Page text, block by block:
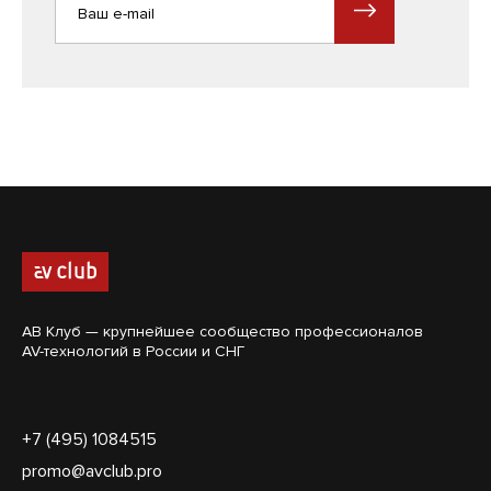
АВ Клуб — крупнейшее сообщество профессионалов
AV-технологий в России и СНГ
+7 (495) 1084515
promo@avclub.pro